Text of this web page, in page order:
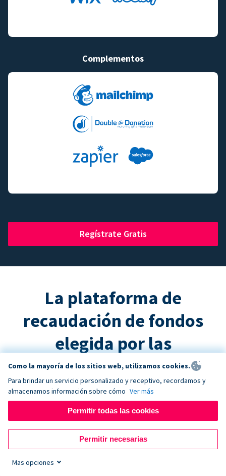
Complementos
Regístrate Gratis
La plataforma de
recaudación de fondos
elegida por las
organizaciones sin fines
de lucro exitosas
Como la mayoría de los sitios web, utilizamos cookies.
Para brindar un servicio personalizado y receptivo, recordamos y
almacenamos información sobre cómo Ver más
Permitir todas las cookies
Permitir necesarias
Mas opciones